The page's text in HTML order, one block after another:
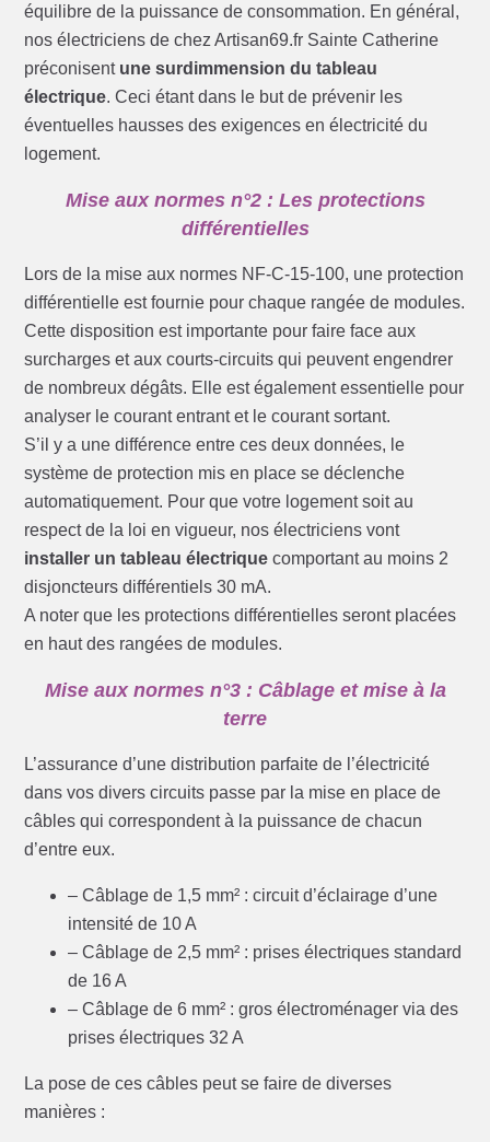
équilibre de la puissance de consommation. En général,
nos électriciens de chez Artisan69.fr Sainte Catherine
préconisent une surdimmension du tableau
électrique. Ceci étant dans le but de prévenir les
éventuelles hausses des exigences en électricité du
logement.
Mise aux normes n°2 : Les protections
différentielles
Lors de la mise aux normes NF-C-15-100, une protection
différentielle est fournie pour chaque rangée de modules.
Cette disposition est importante pour faire face aux
surcharges et aux courts-circuits qui peuvent engendrer
de nombreux dégâts. Elle est également essentielle pour
analyser le courant entrant et le courant sortant.
S’il y a une différence entre ces deux données, le
système de protection mis en place se déclenche
automatiquement. Pour que votre logement soit au
respect de la loi en vigueur, nos électriciens vont
installer un tableau électrique comportant au moins 2
disjoncteurs différentiels 30 mA.
A noter que les protections différentielles seront placées
en haut des rangées de modules.
Mise aux normes n°3 : Câblage et mise à la
terre
L’assurance d’une distribution parfaite de l’électricité
dans vos divers circuits passe par la mise en place de
câbles qui correspondent à la puissance de chacun
d’entre eux.
– Câblage de 1,5 mm² : circuit d’éclairage d’une
intensité de 10 A
– Câblage de 2,5 mm² : prises électriques standard
de 16 A
– Câblage de 6 mm² : gros électroménager via des
prises électriques 32 A
La pose de ces câbles peut se faire de diverses
manières :